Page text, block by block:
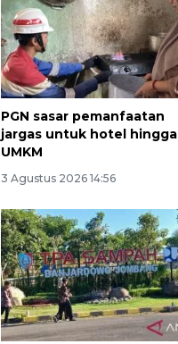
PGN sasar pemanfaatan
jargas untuk hotel hingga
UMKM
3 Agustus 2026 14:56